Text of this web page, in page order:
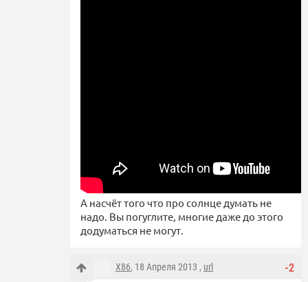
А насчёт того что про солнце думать не
надо. Вы погуглите, многие даже до этого
додуматься не могут.
-2
X86, 18 Апреля 2013 , url